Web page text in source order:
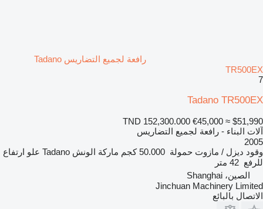
رافعة لجميع التضاريس Tadano
TR500EX
7
Tadano TR500EX
TND 152,300.000 €45,000 ≈ $51,990
آلات البناء - رافعة لجميع التضاريس
2005
وقود ديزل / مازوت حمولة 50.000 كجم ماركة الونش Tadano علو ارتفاع
للرفع 42 متر
الصين، Shanghai
Jinchuan Machinery Limited
الاتصال بالبائع